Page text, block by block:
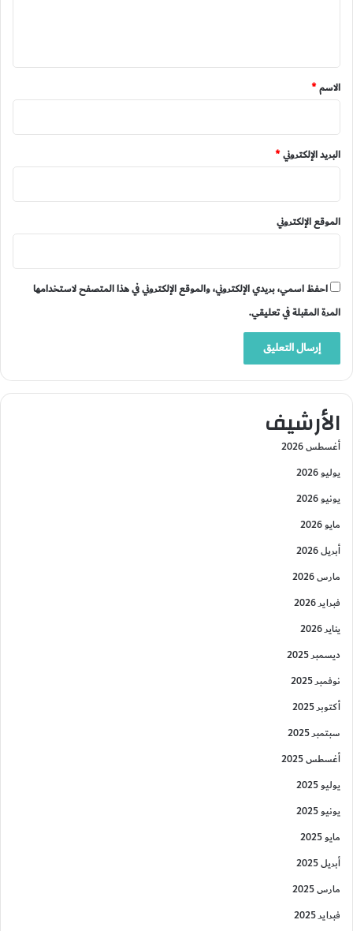
*
الاسم*
البريد الإلكتروني*
الموقع الإلكتروني
احفظ اسمي، بريدي الإلكتروني، والموقع الإلكتروني في هذا المتصفح لاستخدامها
المرة المقبلة في تعليقي.
الأرشيف
أغسطس 2026
يوليو 2026
يونيو 2026
مايو 2026
أبريل 2026
مارس 2026
فبراير 2026
يناير 2026
ديسمبر 2025
نوفمبر 2025
أكتوبر 2025
سبتمبر 2025
أغسطس 2025
يوليو 2025
يونيو 2025
مايو 2025
أبريل 2025
مارس 2025
فبراير 2025